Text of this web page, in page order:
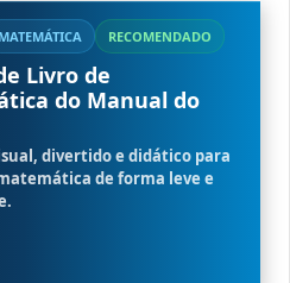
MATEMÁTICA RECOMENDADO
Livro de
do Manual do
divertido e didático para
de forma leve e